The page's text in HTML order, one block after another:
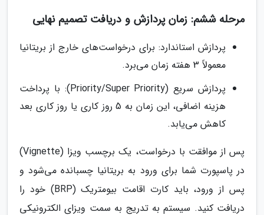
مرحله ششم: زمان پردازش و دریافت تصمیم نهایی
پردازش استاندارد: برای درخواست‌های خارج از بریتانیا
معمولاً 3 هفته زمان می‌برد.
پردازش سریع (Priority/Super Priority): با پرداخت
هزینه اضافی، این زمان به 5 روز کاری یا روز کاری بعد
کاهش می‌یابد.
پس از موافقت با درخواست، یک برچسب ویزا (Vignette)
در پاسپورت شما برای ورود به بریتانیا چسبانده می‌شود و
پس از ورود، باید کارت اقامت بیومتریک (BRP) خود را
دریافت کنید. سیستم به تدریج به سمت ویزای الکترونیکی